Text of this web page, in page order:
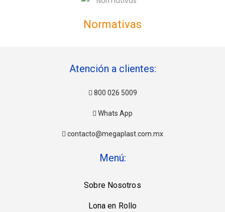
Normativas
Atención a clientes:
800 026 5009
Whats App
contacto@megaplast.com.mx
Menú:
Sobre Nosotros
Lona en Rollo